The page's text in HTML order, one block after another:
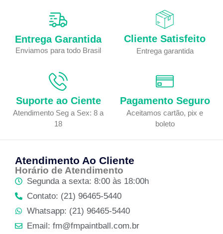
Entrega Garantida
Enviamos para todo Brasil
Cliente Satisfeito
Entrega garantida
Suporte ao Ciente
Atendimento Seg a Sex: 8 a
18
Pagamento Seguro
Aceitamos cartão, pix e
boleto
Atendimento Ao Cliente
Horário de Atendimento
Segunda a sexta: 8:00 às 18:00h
Contato: (21) 96465-5440
Whatsapp: (21) 96465-5440
Email: fm@fmpaintball.com.br